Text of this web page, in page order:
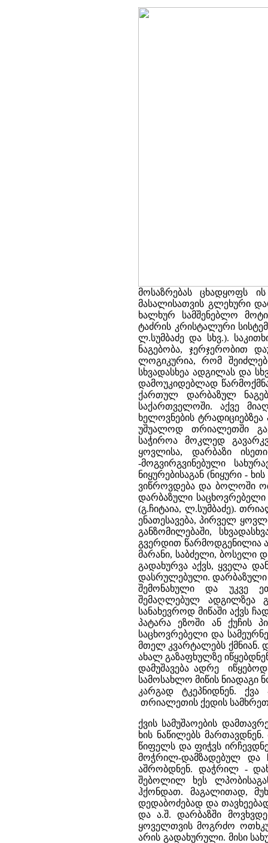
მოსაზრებას ცხადყოფს
მასალისათვის გლეხური
ხალხურ სამშენებლო
ტაძრის კრისტალური
ლ.სუმბაძე და სხვ.).
ნაგებობა, ჯერჯერობით
ლოგიკურია, რომ
სხვადასხეა ადგილას და
დამოუკიდებლად
ქართულ დარბაზულ
საქართველოში. აქვე
ხელოვნების ტრადიციებზეა
უშუალოდ თრიალეთში
საჭიროა მოკლედ
ყოვლისა, დარბაზი
-მოგვირგვინებული
ნიყურებისაგან (ნიყური -
ვიწროვდება და ბოლოში
დარბაზული საცხოვრებელი
(გ.ჩიტაია, ლ.სუმბაძე).
ენათესავება, პირველ
განზომილებაში,
გვერდით წარმოდგენილია
მარანი, საბძელი, ბოსელი
გადახურვა აქვს, ყველა
დასრულებული. დარბაზული
შემონახული და უკვე
შემაღლებულ ადგილზეა
სანახევროდ მიწაში აქვს
პატარა ეზოში ან ქუჩის
საცხოვრებელი და
მთელ კვარტალებს ქმნიან.
ახალ გაზაფხულზე
დამუშავება ადრე
სამოსახლო მიწის ნიადაგი
კარგად ტკეპნიდნენ.
თრიალეთის ქედის
ქვის სამუშაოების
ხის ნაწილებს
წიფელს და ფიჭვს
მოჭრილ-დამზადებულ და
აშრობდნენ. დაჭრილ -
შებოლილ ხეს
ჰქონდათ. მაგალითად,
დედაბოძებად და
და ა.შ. დარბაზში
ყოველთვის მოგრძო
არის გადახურული. მისი